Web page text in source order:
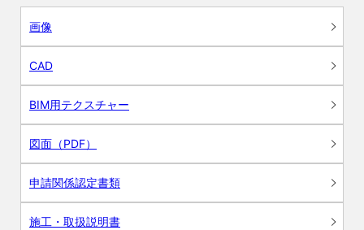
画像
CAD
BIM用テクスチャー
図面（PDF）
申請関係認定書類
施工・取扱説明書